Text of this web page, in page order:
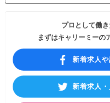
プロとして働き
まずはキャリーミーの
新着求人
新着求人